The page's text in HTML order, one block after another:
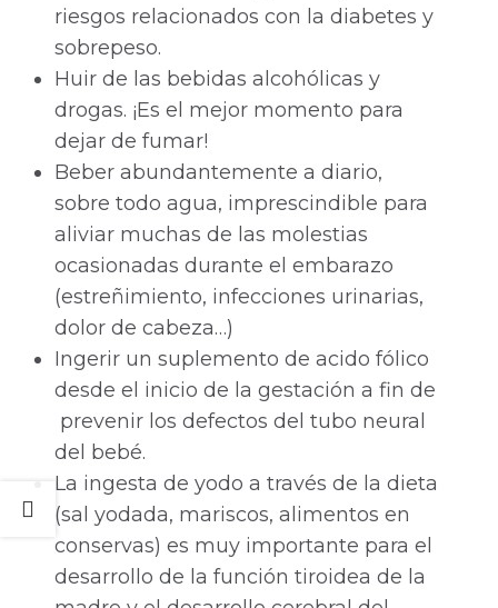
riesgos relacionados con la diabetes y
sobrepeso.
Huir de las bebidas alcohólicas y
drogas. ¡Es el mejor momento para
dejar de fumar!
Beber abundantemente a diario,
sobre todo agua, imprescindible para
aliviar muchas de las molestias
ocasionadas durante el embarazo
(estreñimiento, infecciones urinarias,
dolor de cabeza…)
Ingerir un suplemento de acido fólico
desde el inicio de la gestación a fin de
prevenir los defectos del tubo neural
del bebé.
La ingesta de yodo a través de la dieta
(sal yodada, mariscos, alimentos en
conservas) es muy importante para el
desarrollo de la función tiroidea de la